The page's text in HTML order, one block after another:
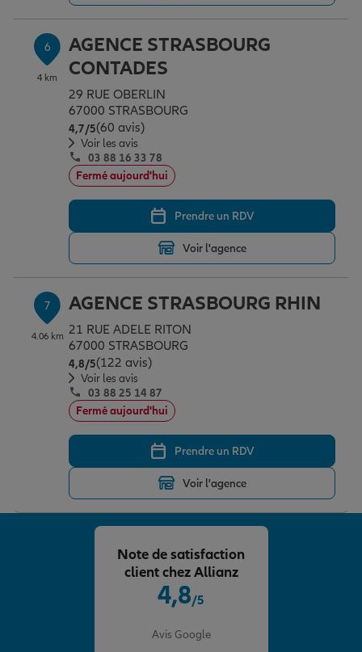
6
4 km
AGENCE STRASBOURG
CONTADES
29 RUE OBERLIN
67000 STRASBOURG
4,7/5Note de 4.7 sur 5
(60 avis)
Voir les avis
03 88 16 33 78
Fermé aujourd'hui
Prendre un RDV
Voir l'agence
7
4.06 km
AGENCE STRASBOURG RHIN
21 RUE ADELE RITON
67000 STRASBOURG
4,8/5Note de 4.8 sur 5
(122 avis)
Voir les avis
03 88 25 14 87
Fermé aujourd'hui
Prendre un RDV
Voir l'agence
4,8/5
Avis Google
Note de satisfaction
client chez Allianz